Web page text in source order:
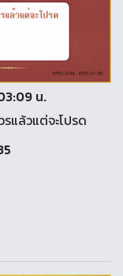
น.
แล้วแต่จะโปรด